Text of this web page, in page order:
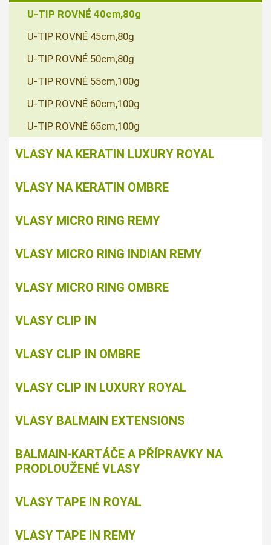
U-TIP ROVNÉ 40cm,80g
U-TIP ROVNÉ 45cm,80g
U-TIP ROVNÉ 50cm,80g
U-TIP ROVNÉ 55cm,100g
U-TIP ROVNÉ 60cm,100g
U-TIP ROVNÉ 65cm,100g
VLASY NA KERATIN LUXURY ROYAL
VLASY NA KERATIN OMBRE
VLASY MICRO RING REMY
VLASY MICRO RING INDIAN REMY
VLASY MICRO RING OMBRE
VLASY CLIP IN
VLASY CLIP IN OMBRE
VLASY CLIP IN LUXURY ROYAL
VLASY BALMAIN EXTENSIONS
BALMAIN-KARTÁČE A PŘÍPRAVKY NA
PRODLOUŽENÉ VLASY
VLASY TAPE IN ROYAL
VLASY TAPE IN REMY